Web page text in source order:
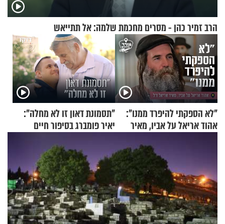
הרב זמיר כהן - מסרים מחכמת שלמה: אל תתייאש
"לא הספקתי להיפרד ממנו":
אהוד אריאל על אביו, מאיר
"תסמונת דאון זו לא מחלה":
יאיר פומברג בסיפור חיים